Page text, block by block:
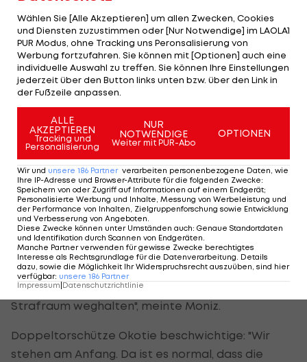
"Es war eine super Stimmung", gestand auch
Okotie.
Srdjan Lakic sorgte innerhalb von drei Minuten
(68./Elfmeter, 71.) für die Wende in einem
verrückten Spiel.
Die Aufholjagd der Heimischen wurde durch ein
Kopfballtor von Philipp Hofmann (80.) nach einer
Ecke von ÖFB-U21-Teamspieler Kevin Stöger
gekrönt.
"Wir stehen am Anfang"
"Einige Sachen sind katastrophal falsch gelaufen.
Wenn du einen Mann mehr hast, musst du mehr
Druck machen, den Gegner vom eigenen
Strafraum weghalten", meinte Moniz.
Doppeltorschütze Okotie beschwichtige: "Wir
stehen am Anfang. Da ist es normal, dass die
Wählen Sie [Alle Akzeptieren] um allen Zwecken, Cookies
und Diensten zuzustimmen oder [Nur Notwendige] im LAOLA1
PUR Modus, ohne Tracking uns Peronsalisierung von
Werbung fortzufahren. Sie können mit [Optionen] auch eine
individuelle Auswahl zu treffen. Sie können Ihre Einstellungen
jederzeit über den Button links unten bzw. über den Link in
der Fußzeile anpassen.
ALLE
AKZEPTIEREN
Tracking und
Personalisierung
NUR
NOTWENDIGE
Weiter mit PUR-Abo
OPTIONEN
Wir und unsere 186 Partner verarbeiten personenbezogene Daten, wie
Ihre IP-Adresse und Browser-Attribute für die folgenden Zwecke:
Speichern von oder Zugriff auf Informationen auf einem Endgerät;
Personalisierte Werbung und Inhalte, Messung von Werbeleistung und
der Performance von Inhalten, Zielgruppenforschung sowie Entwicklung
und Verbesserung von Angeboten.
Diese Zwecke können unter Umständen auch: Genaue Standortdaten
und Identifikation durch Scannen von Endgeräten.
Manche Partner verwenden für gewisse Zwecke berechtigtes
Interesse als Rechtsgrundlage für die Datenverarbeitung. Details
dazu, sowie die Möglichkeit Ihr Widerspruchsrecht auszuüben, sind hier
verfügbar: unsere 186 Partner
Impressum Datenschutzrichtlinie